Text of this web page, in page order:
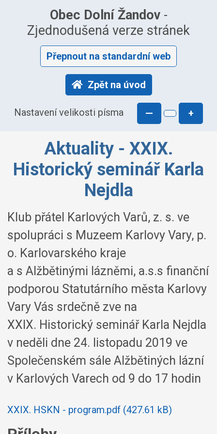
Obec Dolní Žandov-
Zjednodušená verze stránek
Přepnout na standardní web
Zpět na úvod
Nastavení velikosti písma — +
Aktuality - XXIX.
Historický seminář Karla
Nejdla
Klub přátel Karlových Varů, z. s. ve
spolupráci s Muzeem Karlovy Vary, p.
o. Karlovarského kraje
a s Alžbětinými lázněmi, a.s.s finanční
podporou Statutárního města Karlovy
Vary Vás srdečně zve na
XXIX. Historický seminář Karla Nejdla
v neděli dne 24. listopadu 2019 ve
Společenském sále Alžbětiných lázní
v Karlových Varech od 9 do 17 hodin
XXIX. HSKN - program.pdf (427.61 kB)